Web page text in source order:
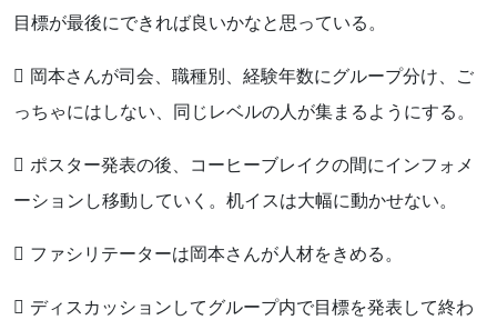
目標が最後にできれば良いかなと思っている。
 岡本さんが司会、職種別、経験年数にグループ分け、ご
っちゃにはしない、同じレベルの人が集まるようにする。
 ポスター発表の後、コーヒーブレイクの間にインフォメ
ーションし移動していく。机イスは大幅に動かせない。
 ファシリテーターは岡本さんが人材をきめる。
 ディスカッションしてグループ内で目標を発表して終わ